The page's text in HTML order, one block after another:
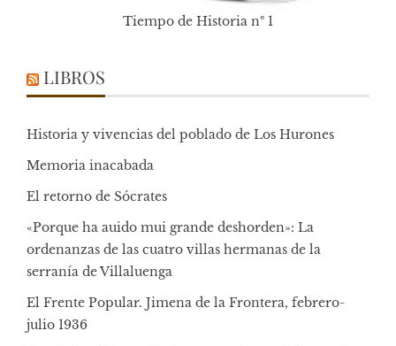
Tiempo de Historia nº 1
LIBROS
Historia y vivencias del poblado de Los Hurones
Memoria inacabada
El retorno de Sócrates
«Porque ha auido mui grande deshorden»: La
ordenanzas de las cuatro villas hermanas de la
serranía de Villaluenga
El Frente Popular. Jimena de la Frontera, febrero-
julio 1936